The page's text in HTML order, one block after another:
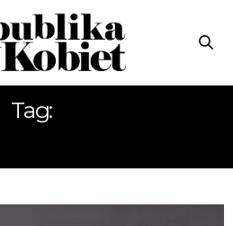
Tag: